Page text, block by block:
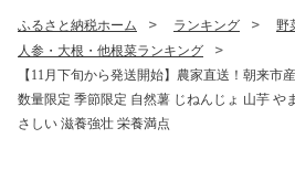
ふるさと納税ホーム ランキング
野
人参・大根・他根菜ランキング
【11月下旬から発送開始】農家直送！朝来市
数量限定 季節限定 自然薯 じねんじょ 山芋 や
さしい 滋養強壮 栄養満点